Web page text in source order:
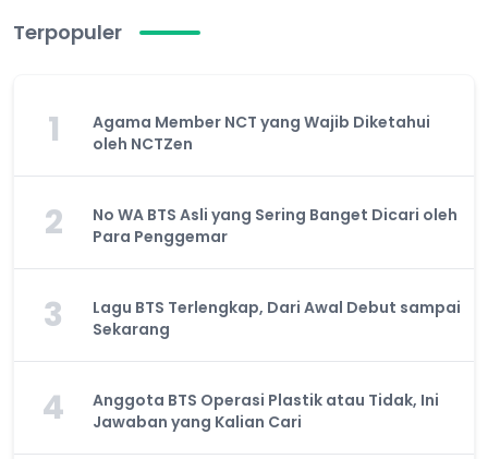
Terpopuler
1
Agama Member NCT yang Wajib Diketahui
oleh NCTZen
2
No WA BTS Asli yang Sering Banget Dicari oleh
Para Penggemar
3
Lagu BTS Terlengkap, Dari Awal Debut sampai
Sekarang
4
Anggota BTS Operasi Plastik atau Tidak, Ini
Jawaban yang Kalian Cari